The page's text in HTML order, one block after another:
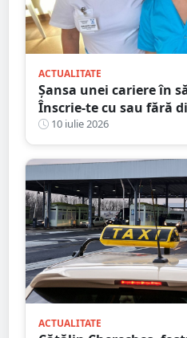
ACTUALITATE
Șansa unei cariere în
Înscrie-te cu sau fără
Școala Postliceală
Mare
10 iulie 2026
ACTUALITATE